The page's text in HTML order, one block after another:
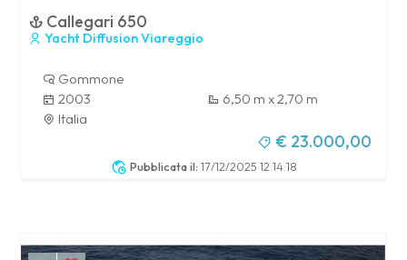
Pubblicata il: 17/12/2025 12:14:18
Callegari 650
Yacht Diffusion Viareggio
Gommone
2003
6,50 m x 2,70 m
Italia
€ 23.000,00